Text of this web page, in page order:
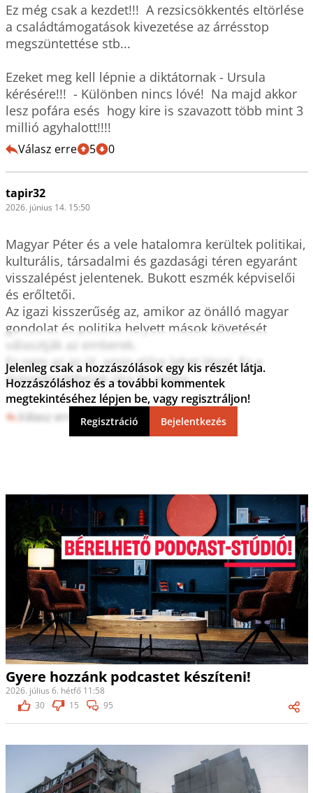
Ez még csak a kezdet!!!  A rezsicsökkentés eltörlése
a családtámogatások kivezetése az árrésstop
megszüntettése stb...
Ezeket meg kell lépnie a diktátornak - Ursula
kérésére!!!  - Különben nincs lóvé!  Na majd akkor
lesz pofára esés  hogy kire is szavazott több mint 3
millió agyhalott!!!!
Válasz erre 5 0
tapir32
2026. június 14. 15:50
Magyar Péter és a vele hatalomra kerültek politikai,
kulturális, társadalmi és gazdasági téren egyaránt
visszalépést jelentenek. Bukott eszmék képviselői
és erőltetői.
Az igazi kisszerűség az, amikor az önálló magyar
gondolat és politika helyett mások követését
választják az emberek.
Ez nem az az út, amin előre lehet lépni. Ez a
másodosztályúak útja és világa.
Válasz erre 6 0
Jelenleg csak a hozzászólások egy kis részét látja.
Hozzászóláshoz és a további kommentek
megtekintéséhez lépjen be, vagy regisztráljon!
Regisztráció Bejelentkezés
Gyere hozzánk podcastet készíteni!
2026. július 6. hétfő 11:58
30
15 95